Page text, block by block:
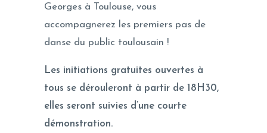
Georges à Toulouse, vous
accompagnerez les premiers pas de
danse du public toulousain !
Les initiations gratuites ouvertes à
tous se dérouleront à partir de 18H30,
elles seront suivies d’une courte
démonstration.